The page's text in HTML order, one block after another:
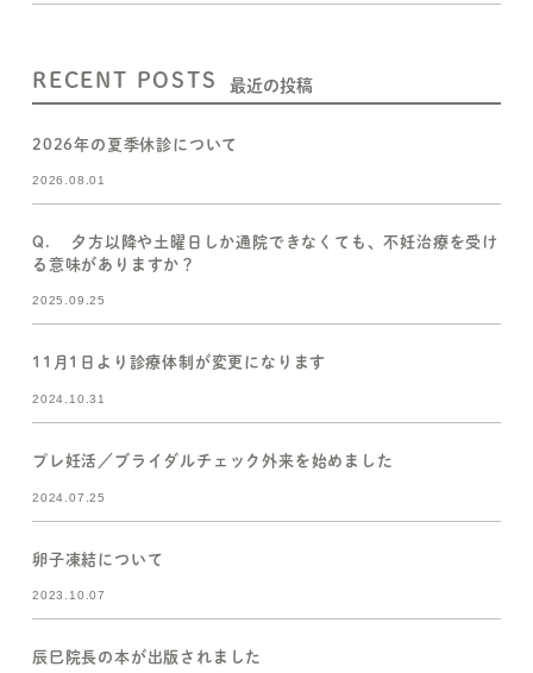
RECENT POSTS 最近の投稿
2026年の夏季休診について
2026.08.01
Q. 夕方以降や土曜日しか通院できなくても、不妊治療を受け
る意味がありますか？
2025.09.25
11月1日より診療体制が変更になります
2024.10.31
プレ妊活／ブライダルチェック外来を始めました
2024.07.25
卵子凍結について
2023.10.07
辰巳院長の本が出版されました